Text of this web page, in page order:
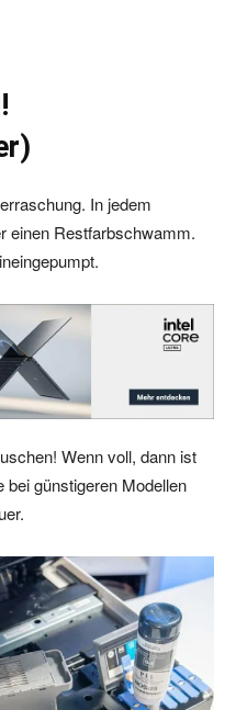
In jedem
einen Restfarbschwamm.
Wenn voll, dann ist
günstigeren Modellen